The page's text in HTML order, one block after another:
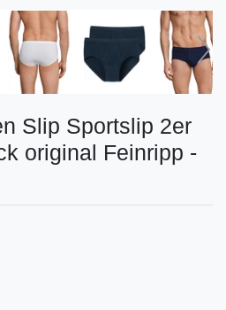
Slip Sportslip 2er
original Feinripp -